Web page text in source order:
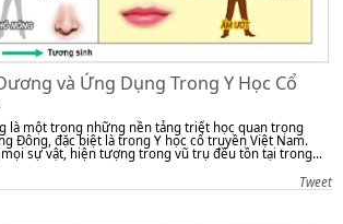
và Ứng Dụng Trong Y Học Cổ
là một trong những nền tảng triết học quan trọng
Đông, đặc biệt là trong Y học cổ truyền Việt Nam.
sự vật, hiện tượng trong vũ trụ đều tồn tại trong...
Tweet